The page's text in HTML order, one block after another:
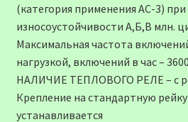
(категория применения АС-3)
износоустойчивости А,Б,В млн.
Максимальная частота
нагрузкой, включений в час –
НАЛИЧИЕ ТЕПЛОВОГО РЕЛЕ – с
Крепление на стандартную рейку
устанавливается